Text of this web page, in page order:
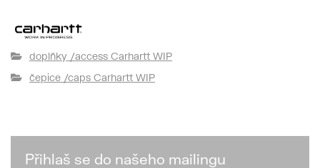
doplňky /access Carhartt WIP
čepice /caps Carhartt WIP
Přihlaš se do našeho mailingu